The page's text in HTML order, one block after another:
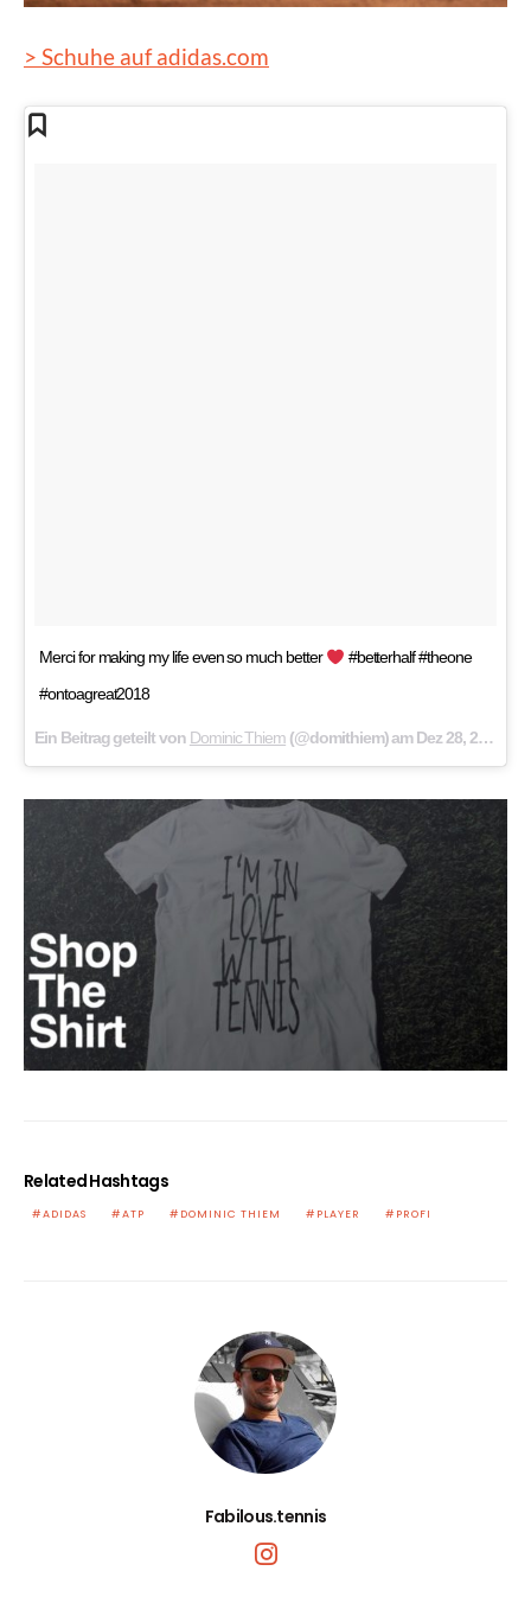
> Schuhe auf adidas.com
Merci for making my life even so much better
#betterhalf #theone
#ontoagreat2018
Ein Beitrag geteilt von Dominic Thiem (@domithiem) amDez 28, 2017 um 10:18 PST
Related Hashtags
ADIDAS ATP DOMINIC THIEM PLAYER PROFI
Fabilous.tennis